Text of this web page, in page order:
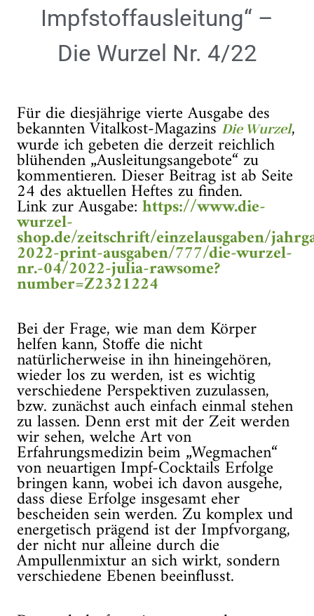
Impfstoffausleitung“ –
Die Wurzel Nr. 4/22
Für die diesjährige vierte Ausgabe des
bekannten Vitalkost-MagazinsDie Wurzel,
wurde ich gebeten die derzeit reichlich
blühenden „Ausleitungsangebote“ zu
kommentieren. Dieser Beitrag ist ab Seite
24 des aktuellen Heftes zu finden.
Link zur Ausgabe:https://www.die-
wurzel-
shop.de/zeitschrift/einzelausgaben/
2022-print-ausgaben/777/die-wurzel-
nr.-04/2022-julia-rawsome?
number=Z2321224
Bei der Frage, wie man dem Körper
helfen kann, Stoffe die nicht
natürlicherweise in ihn hineingehören,
wieder los zu werden, ist es wichtig
verschiedene Perspektiven zuzulassen,
bzw. zunächst auch einfach einmal stehen
zu lassen. Denn erst mit der Zeit werden
wir sehen, welche Art von
Erfahrungsmedizin beim „Wegmachen“
von neuartigen Impf-Cocktails Erfolge
bringen kann, wobei ich davon ausgehe,
dass diese Erfolge insgesamt eher
bescheiden sein werden. Zu komplex und
energetisch prägend ist der Impfvorgang,
der nicht nur alleine durch die
Ampullenmixtur an sich wirkt, sondern
verschiedene Ebenen beeinflusst.